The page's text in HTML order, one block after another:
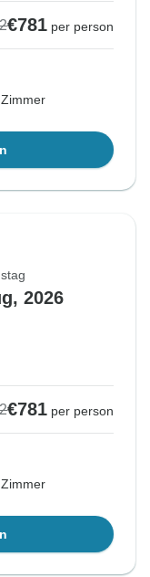
€781 per person
2026
€781 per person